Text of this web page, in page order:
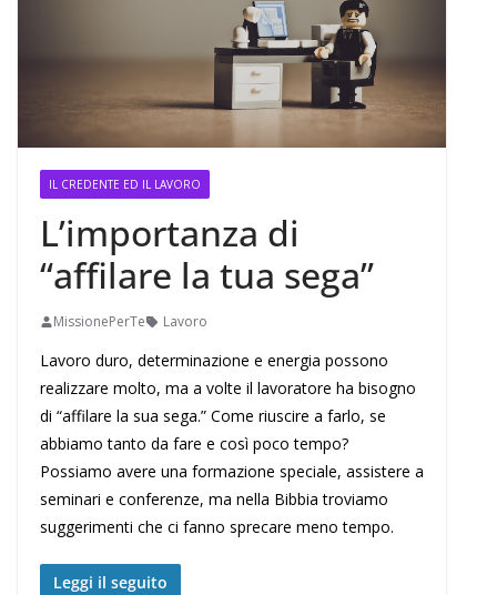
IL CREDENTE ED IL LAVORO
L’importanza di
“affilare la tua sega”
MissionePerTe Lavoro
Lavoro duro, determinazione e energia possono
realizzare molto, ma a volte il lavoratore ha bisogno
di “affilare la sua sega.” Come riuscire a farlo, se
abbiamo tanto da fare e così poco tempo?
Possiamo avere una formazione speciale, assistere a
seminari e conferenze, ma nella Bibbia troviamo
suggerimenti che ci fanno sprecare meno tempo.
Leggi il seguito